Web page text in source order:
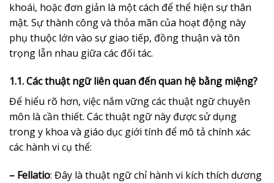
khoái, hoặc đơn giản là một cách để thể hiện sự thân
mật. Sự thành công và thỏa mãn của hoạt động này
phụ thuộc lớn vào sự giao tiếp, đồng thuận và tôn
trọng lẫn nhau giữa các đối tác.
1.1. Các thuật ngữ liên quan đến quan hệ bằng miệng?
Để hiểu rõ hơn, việc nắm vững các thuật ngữ chuyên
môn là cần thiết. Các thuật ngữ này được sử dụng
trong y khoa và giáo dục giới tính để mô tả chính xác
các hành vi cụ thể:
– Fellatio: Đây là thuật ngữ chỉ hành vi kích thích dương